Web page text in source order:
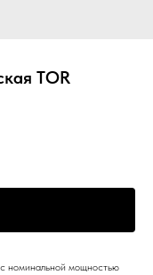
TOR
с номинальной мощностью